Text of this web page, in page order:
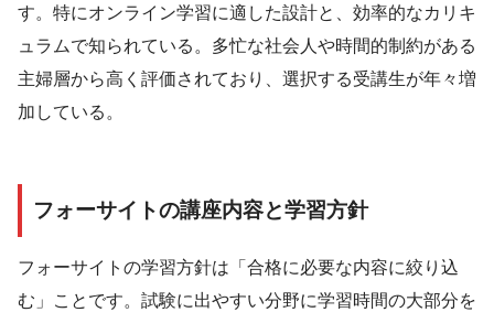
す。特にオンライン学習に適した設計と、効率的なカリキ
ュラムで知られている。多忙な社会人や時間的制約がある
主婦層から高く評価されており、選択する受講生が年々増
加している。
フォーサイトの講座内容と学習方針
フォーサイトの学習方針は「合格に必要な内容に絞り込
む」ことです。試験に出やすい分野に学習時間の大部分を